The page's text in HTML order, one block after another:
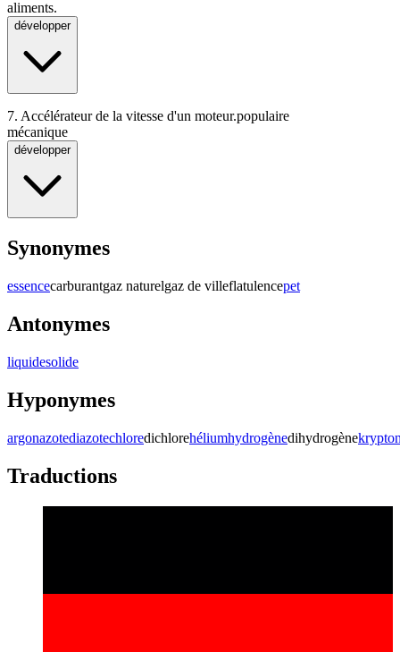
aliments.
développer
7. Accélérateur de la vitesse d'un moteur.populaire
mécanique
développer
Synonymes
essencecarburantgaz naturelgaz de villeflatulencepet
Antonymes
liquidesolide
Hyponymes
argonazotediazotechloredichlorehéliumhydrogènedihydrogène
Traductions